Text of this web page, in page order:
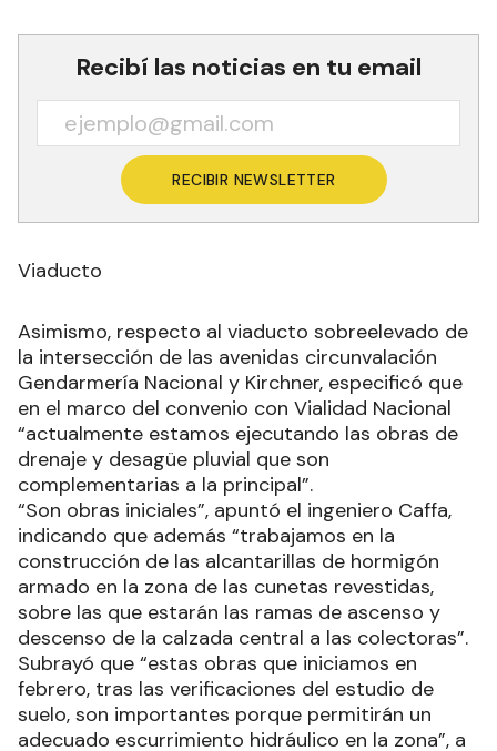
Recibí las noticias en tu email
RECIBIR NEWSLETTER
Viaducto
Asimismo, respecto al viaducto sobreelevado de
la intersección de las avenidas circunvalación
Gendarmería Nacional y Kirchner, especificó que
en el marco del convenio con Vialidad Nacional
“actualmente estamos ejecutando las obras de
drenaje y desagüe pluvial que son
complementarias a la principal”.
“Son obras iniciales”, apuntó el ingeniero Caffa,
indicando que además “trabajamos en la
construcción de las alcantarillas de hormigón
armado en la zona de las cunetas revestidas,
sobre las que estarán las ramas de ascenso y
descenso de la calzada central a las colectoras”.
Subrayó que “estas obras que iniciamos en
febrero, tras las verificaciones del estudio de
suelo, son importantes porque permitirán un
adecuado escurrimiento hidráulico en la zona”, a